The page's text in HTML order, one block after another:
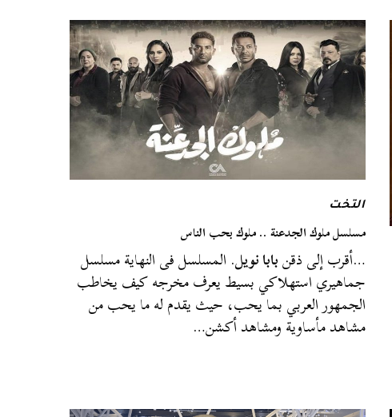
التخت
مسلسل ملوك الجدعنة .. ملوك بحب الناس
…أقرب إلى ذقنبابا نويل. المسلسل فى النهاية مسلسل
جماهيري استهلاكي بسيط يعرف مخرجه كيف يخاطب
الجمهور العربي بما يحب، حيث يقدم له ما يحب من
مشاهد مأساوية ومشاهد أكشن…